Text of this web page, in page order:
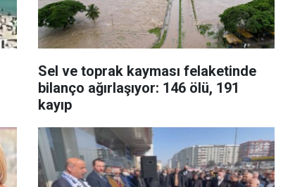
Sel ve toprak kayması felaketinde
bilanço ağırlaşıyor: 146 ölü, 191
kayıp